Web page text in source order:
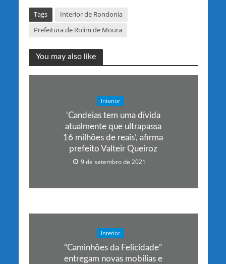
Tags
Interior de Rondonia
Prefeitura de Rolim de Moura
You may also like
Interior
‘Candeias tem uma dívida
atualmente que ultrapassa
16 milhões de reais’, afirma
prefeito Valteir Queiroz
9 de setembro de 2021
Interior
“Caminhões da Felicidade”
entregam novas mobílias e